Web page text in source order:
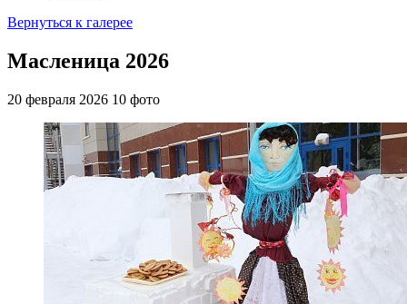
Вернуться к галерее
Масленица 2026
20 февраля 2026 10 фото